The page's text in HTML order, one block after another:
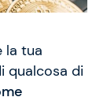
la tua
qualcosa di